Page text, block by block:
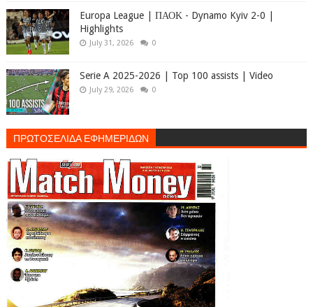
Europa League | ΠΑΟΚ - Dynamo Kyiv 2-0 |
Highlights
July 31, 2026 0
Serie A 2025-2026 | Top 100 assists | Video
July 29, 2026 0
ΠΡΩΤΟΣΕΛΙΔΑ ΕΦΗΜΕΡΙΔΩΝ